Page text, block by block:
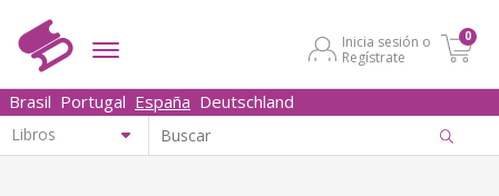
Inicia sesión o
Regístrate
0
Brasil Portugal España Deutschland